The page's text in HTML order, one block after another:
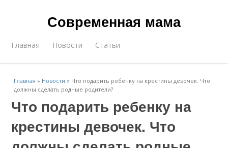
Современная мама
Главная Новости Статьи
Главная » Новости » Что подарить ребенку на крестины девочек. Что
должны сделать родные родители?
Что подарить ребенку на
крестины девочек. Что